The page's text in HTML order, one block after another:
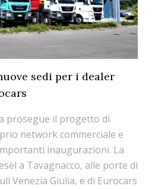
sedi per i dealer
prosegue il progetto di
network commerciale e
inaugurazioni. La
a Tavagnacco, alle porte di
Venezia Giulia, e di Eurocars